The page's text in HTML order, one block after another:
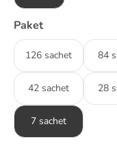
Paket
126 sachet 84
42 sachet 28
7 sachet